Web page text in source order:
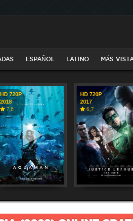
ESPAÑOL LATINO MÁS
HD 720P
2018
7,8
HD 720P
2017
6,7